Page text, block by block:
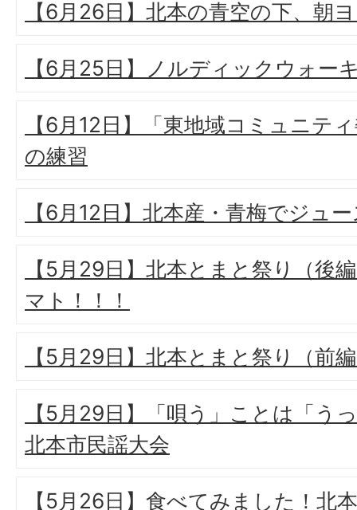
【6月26日】北本の青空の下、朝
【6月25日】ノルディックウォー
【6月12日】「東地域コミュニテ
の練習
【6月12日】北本産・青梅でジュ
【5月29日】北本とまと祭り（後
マト！！！
【5月29日】北本とまと祭り（前
【5月29日】「唄う」ことは「う
北本市民謡大会
【5月26日】食べてみました！北